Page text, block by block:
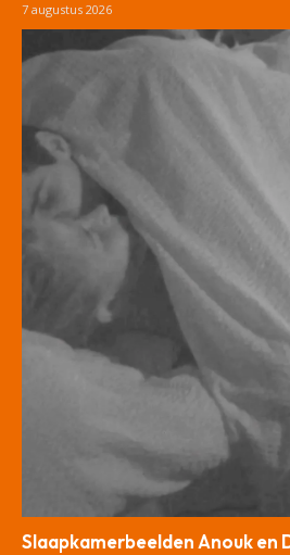
7 augustus 2026
Slaapkamerbeelden Anouk en